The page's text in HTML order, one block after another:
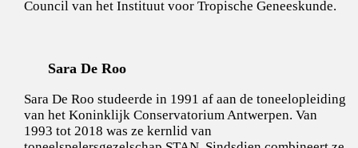
Council van het Instituut voor Tropische Geneeskunde.
Sara De Roo
Sara De Roo studeerde in 1991 af aan de toneelopleiding
van het Koninklijk Conservatorium Antwerpen. Van
1993 tot 2018 was ze kernlid van